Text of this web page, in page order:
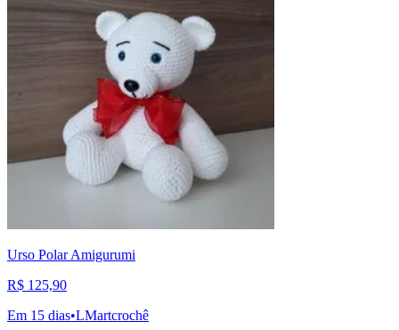
Urso Polar Amigurumi
R$ 125,90
Em 15 dias•LMartcrochê